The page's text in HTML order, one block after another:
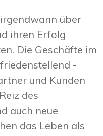
über
ihren Erfolg
Die Geschäfte im
-
und Kunden
des
auch neue
das Leben als